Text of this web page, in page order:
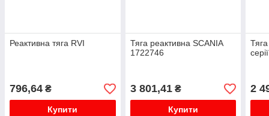
Реактивна тяга RVI
796,64 ₴
Купити
Тяга реактивна SCANIA
1722746
3 801,41₴
Купити
2